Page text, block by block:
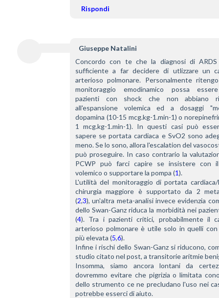
Rispondi
Giuseppe Natalini
Concordo con te che la diagnosi di
sufficiente a far decidere di utlizzare un
arterioso polmonare. Personalmente
monitoraggio emodinamico possa
pazienti con shock che non abbiano
all'espansione volemica ed a dosaggi
dopamina (10-15 mcg.kg-1.min-1) o
1 mcg.kg-1.min-1). In questi casi può
sapere se portata cardiaca e SvO2 sono
meno. Se lo sono, allora l'escalation del
può proseguire. In caso contrario la
PCWP può farci capire se insistere con
volemico o supportare la pompa (1).
L'utilità del monitoraggio di portata
chirurgia maggiore è supportato da 2
(2,3), un'altra meta-analisi invece evidenzia
dello Swan-Ganz riduca la morbidità nei
(4). Tra i pazienti critici, probabilmente il
arterioso polmonare è utile solo in quelli con
più elevata (5,6).
Infine i rischi dello Swan-Ganz si riducono,
studio citato nel post, a transitorie aritmie
Insomma, siamo ancora lontani da
dovremmo evitare che pigrizia o limitata
dello strumento ce ne precludano l'uso nei
potrebbe esserci di aiuto.